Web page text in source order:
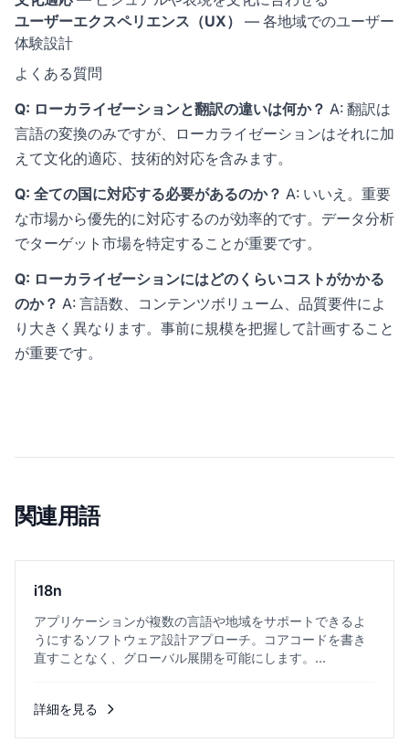
ユーザーエクスペリエンス（UX）
— 各地域でのユーザー
体験設計
よくある質問
Q: ローカライゼーションと翻訳の違いは何か？ A: 翻訳は
言語の変換のみですが、ローカライゼーションはそれに加
えて文化的適応、技術的対応を含みます。
Q: 全ての国に対応する必要があるのか？ A: いいえ。重要
な市場から優先的に対応するのが効率的です。データ分析
でターゲット市場を特定することが重要です。
Q: ローカライゼーションにはどのくらいコストがかかる
のか？ A: 言語数、コンテンツボリューム、品質要件によ
り大きく異なります。事前に規模を把握して計画すること
が重要です。
関連用語
i18n
アプリケーションが複数の言語や地域をサポートできるよ
うにするソフトウェア設計アプローチ。コアコードを書き
直すことなく、グローバル展開を可能にします。...
詳細を見る